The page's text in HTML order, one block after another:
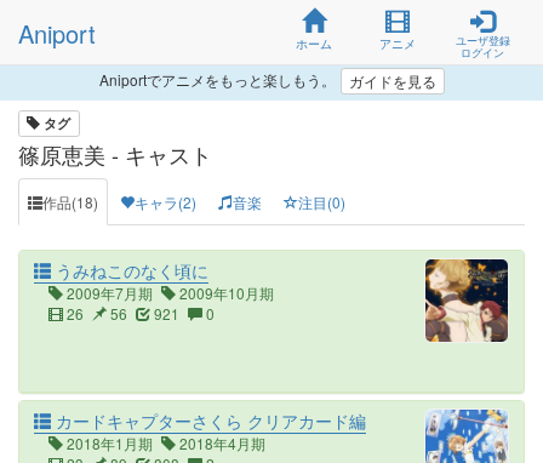
Aniport ホーム アニメ
ユーザ登録
ログイン
Aniportでアニメをもっと楽しもう。 ガイドを見る
タグ
篠原恵美 - キャスト
作品(18) キャラ(2) 音楽 注目(0)
うみねこのなく頃に
2009年7月期
2009年10月期
26
56 921 0
カードキャプターさくら クリアカード編
2018年1月期
2018年4月期